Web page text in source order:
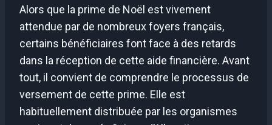
Alors que la prime de Noël est vivement
attendue par de nombreux foyers français,
certains bénéficiaires font face à des retards
dans la réception de cette aide financière. Avant
tout, il convient de comprendre le processus de
versement de cette prime. Elle est
habituellement distribuée par les organismes